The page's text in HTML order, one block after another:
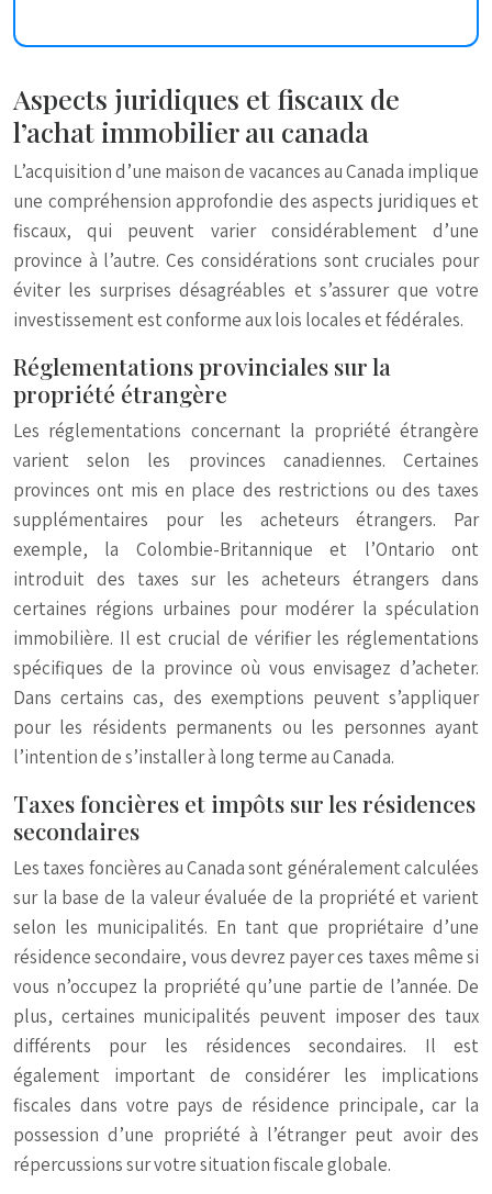
Aspects juridiques et fiscaux de
l’achat immobilier au canada
L’acquisition d’une maison de vacances au Canada implique
une compréhension approfondie des aspects juridiques et
fiscaux, qui peuvent varier considérablement d’une
province à l’autre. Ces considérations sont cruciales pour
éviter les surprises désagréables et s’assurer que votre
investissement est conforme aux lois locales et fédérales.
Réglementations provinciales sur la
propriété étrangère
Les réglementations concernant la propriété étrangère
varient selon les provinces canadiennes. Certaines
provinces ont mis en place des restrictions ou des taxes
supplémentaires pour les acheteurs étrangers. Par
exemple, la Colombie-Britannique et l’Ontario ont
introduit des taxes sur les acheteurs étrangers dans
certaines régions urbaines pour modérer la spéculation
immobilière. Il est crucial de vérifier les réglementations
spécifiques de la province où vous envisagez d’acheter.
Dans certains cas, des exemptions peuvent s’appliquer
pour les résidents permanents ou les personnes ayant
l’intention de s’installer à long terme au Canada.
Taxes foncières et impôts sur les résidences
secondaires
Les taxes foncières au Canada sont généralement calculées
sur la base de la valeur évaluée de la propriété et varient
selon les municipalités. En tant que propriétaire d’une
résidence secondaire, vous devrez payer ces taxes même si
vous n’occupez la propriété qu’une partie de l’année. De
plus, certaines municipalités peuvent imposer des taux
différents pour les résidences secondaires. Il est
également important de considérer les implications
fiscales dans votre pays de résidence principale, car la
possession d’une propriété à l’étranger peut avoir des
répercussions sur votre situation fiscale globale.